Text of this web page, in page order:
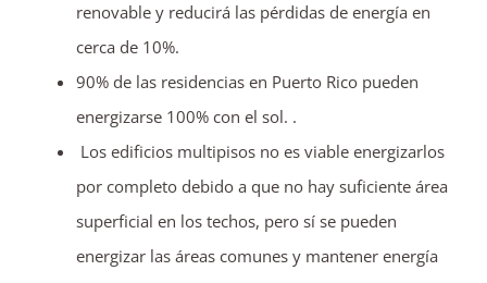
renovable y reducirá las pérdidas de energía en
cerca de 10%.
90% de las residencias en Puerto Rico pueden
energizarse 100% con el sol. .
Los edificios multipisos no es viable energizarlos
por completo debido a que no hay suficiente área
superficial en los techos, pero sí se pueden
energizar las áreas comunes y mantener energía